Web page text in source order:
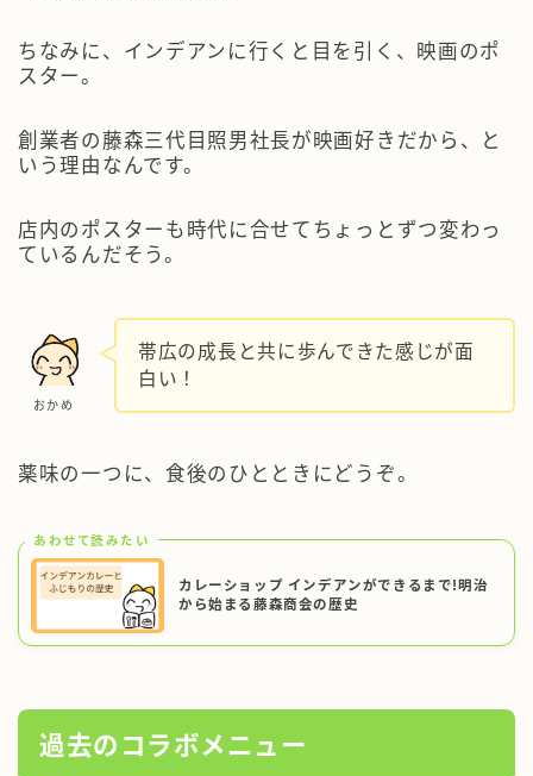
ちなみに、インデアンに行くと目を引く、映画のポ
スター。
創業者の藤森三代目照男社長が映画好きだから、と
いう理由なんです。
店内のポスターも時代に合せてちょっとずつ変わっ
ているんだそう。
おかめ
帯広の成長と共に歩んできた感じが面
白い！
薬味の一つに、食後のひとときにどうぞ。
あわせて読みたい
カレーショップ インデアンができるまで!明治
から始まる藤森商会の歴史
過去のコラボメニュー